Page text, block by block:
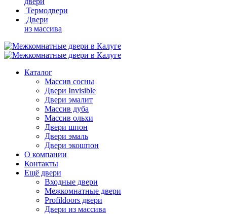
Термодвери
Двери
из массива
Каталог
Массив сосны
Двери Invisible
Двери эмалит
Массив дуба
Массив ольхи
Двери шпон
Двери эмаль
Двери экошпон
О компании
Контакты
Ещё двери
Входные двери
Межкомнатные двери
Profildoors двери
Двери из массива